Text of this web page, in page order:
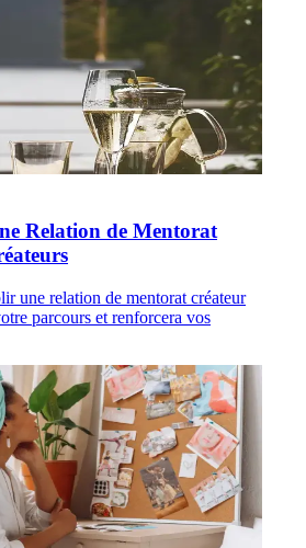
Relation de Mentorat
une relation de mentorat créateur
parcours et renforcera vos